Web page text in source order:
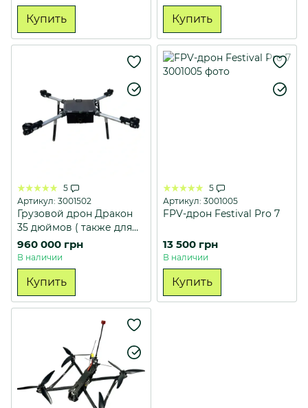
Купить Купить
5
Артикул: 3001502
Грузовой дрон Дракон
35 дюймов ( также для
огнеметов )
960 000 грн
В наличии
Купить
5
Артикул: 3001005
FPV-дрон Festival Pro 7
13 500 грн
В наличии
Купить